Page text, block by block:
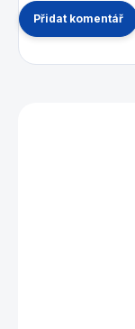
Přidat komentář